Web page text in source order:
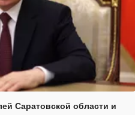
Саратовской области и